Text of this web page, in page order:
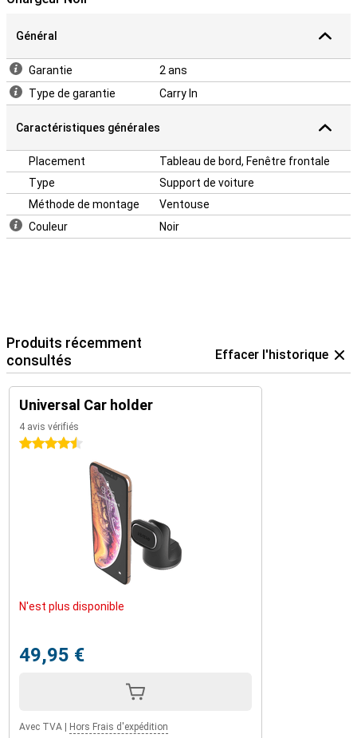
Général
Garantie
2 ans
Type de garantie
Carry In
Caractéristiques générales
Placement
Tableau de bord, Fenêtre frontale
Type
Support de voiture
Méthode de montage
Ventouse
Couleur
Noir
Produits récemment
consultés
Effacer l'historique
Universal Car holder
4 avis vérifiés
4.5 étoiles
N'est plus disponible
49,95 €
Avec TVA Hors Frais d'expédition